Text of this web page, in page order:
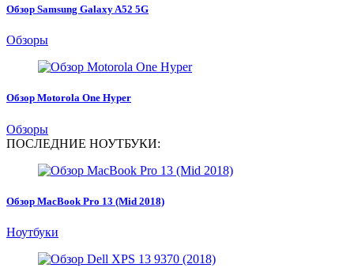
Обзор Samsung Galaxy A52 5G
Обзоры
Обзор Motorola One Hyper
Обзоры
ПОСЛЕДНИЕ НОУТБУКИ:
Обзор MacBook Pro 13 (Mid 2018)
Ноутбуки